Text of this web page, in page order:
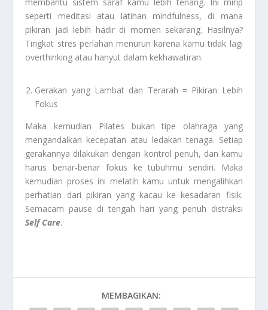
seperti meditasi atau latihan mindfulness, di mana
pikiran jadi lebih hadir di momen sekarang. Hasilnya?
Tingkat stres perlahan menurun karena kamu tidak lagi
overthinking atau hanyut dalam kekhawatiran.
Gerakan yang Lambat dan Terarah = Pikiran Lebih
Fokus
Maka kemudian Pilates bukan tipe olahraga yang
mengandalkan kecepatan atau ledakan tenaga. Setiap
gerakannya dilakukan dengan kontrol penuh, dan kamu
harus benar-benar fokus ke tubuhmu sendiri. Maka
kemudian proses ini melatih kamu untuk mengalihkan
perhatian dari pikiran yang kacau ke kesadaran fisik.
Semacam pause di tengah hari yang penuh distraksi
Self Care.
MEMBAGIKAN: